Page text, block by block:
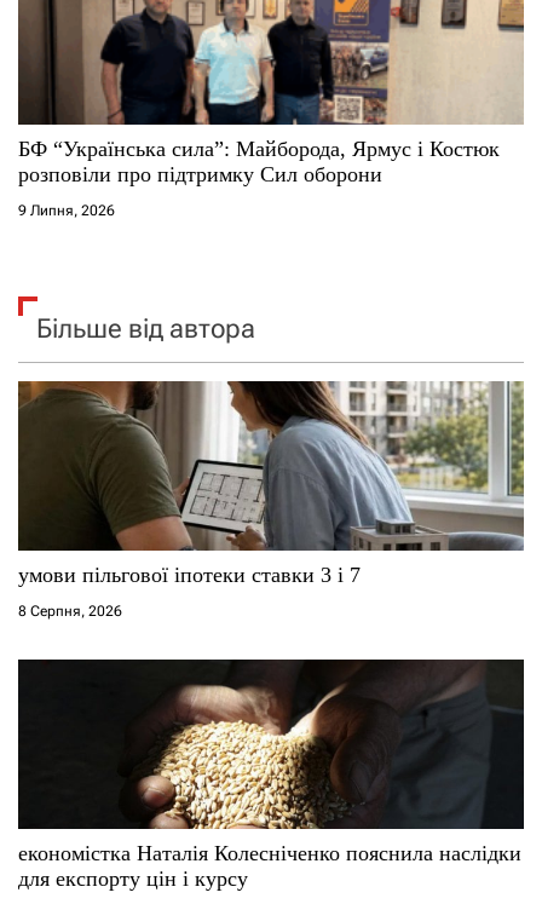
БФ “Українська сила”: Майборода, Ярмус і Костюк
розповіли про підтримку Сил оборони
9 Липня, 2026
Більше від автора
умови пільгової іпотеки ставки 3 і 7
8 Серпня, 2026
економістка Наталія Колесніченко пояснила наслідки
для експорту цін і курсу